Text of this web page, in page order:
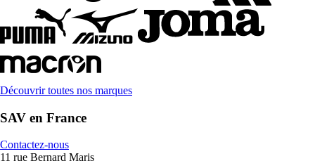
Découvrir toutes nos marques
SAV en France
Contactez-nous
11 rue Bernard Maris